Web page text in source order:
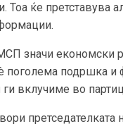
Тоа ќе претставува
значи економски
поголема подршка и
вклучиме во